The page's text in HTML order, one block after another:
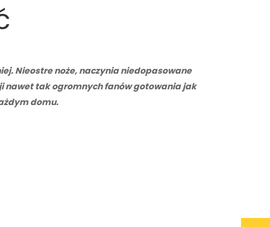
Nieostre noże, naczynia niedopasowane
nawet tak ogromnych fanów gotowania jak
domu.